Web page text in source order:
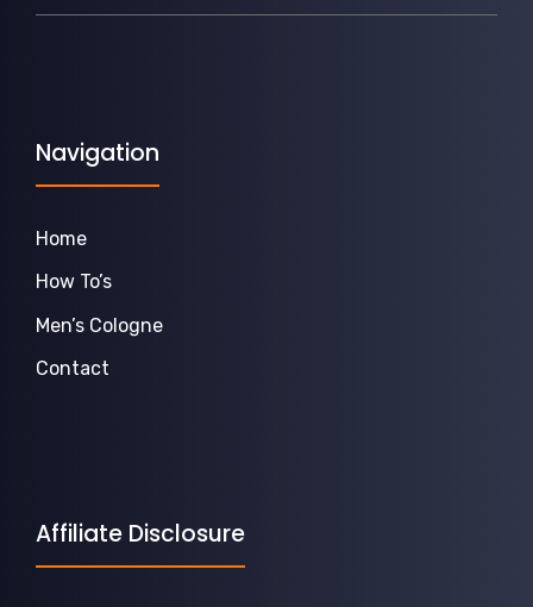
Navigation
Home
How To’s
Men’s Cologne
Contact
Affiliate Disclosure